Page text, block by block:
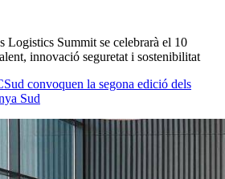
Logistics Summit se celebrarà el 10
innovació seguretat i sostenibilitat
convoquen la segona edició dels
Sud